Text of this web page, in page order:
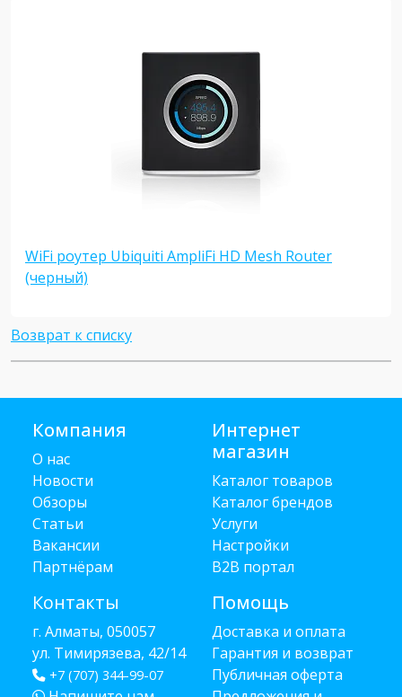
WiFi роутер Ubiquiti AmpliFi HD Mesh Router
(черный)
Возврат к списку
Компания
О нас
Новости
Обзоры
Статьи
Вакансии
Партнёрам
Контакты
г. Алматы, 050057
ул. Тимирязева, 42/14
+7 (707) 344-99-07
Интернет
магазин
Каталог товаров
Каталог брендов
Услуги
Настройки
B2B портал
Помощь
Доставка и оплата
Гарантия и возврат
Публичная оферта